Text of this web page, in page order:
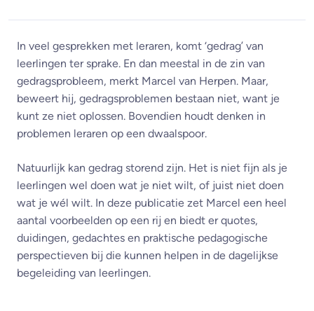
In veel gesprekken met leraren, komt ‘gedrag’ van
leerlingen ter sprake. En dan meestal in de zin van
gedragsprobleem, merkt Marcel van Herpen. Maar,
beweert hij, gedragsproblemen bestaan niet, want je
kunt ze niet oplossen. Bovendien houdt denken in
problemen leraren op een dwaalspoor.
Natuurlijk kan gedrag storend zijn. Het is niet fijn als je
leerlingen wel doen wat je niet wilt, of juist niet doen
wat je wél wilt. In deze publicatie zet Marcel een heel
aantal voorbeelden op een rij en biedt er quotes,
duidingen, gedachtes en praktische pedagogische
perspectieven bij die kunnen helpen in de dagelijkse
begeleiding van leerlingen.